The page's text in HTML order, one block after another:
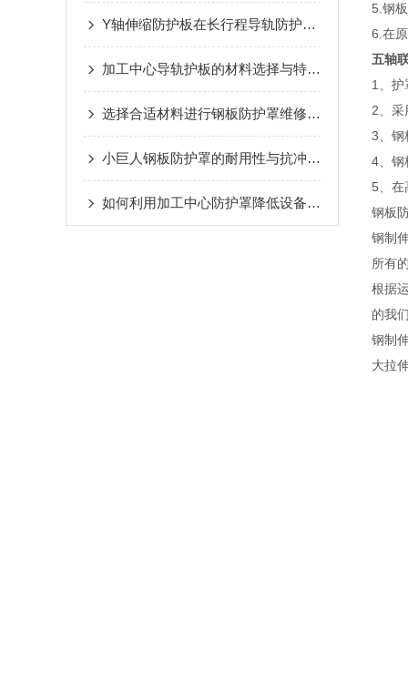
Y轴伸缩防护板在长行程导轨防护中的设计与应用
加工中心导轨护板的材料选择与特点说明
选择合适材料进行钢板防护罩维修与更换
小巨人钢板防护罩的耐用性与抗冲击性能分析
如何利用加工中心防护罩降低设备损耗？
5.钢
6.在
五轴
1、护
2、采
3、钢
4、钢
5、在
钢板
钢制
所有
根据
的我
钢制
大拉